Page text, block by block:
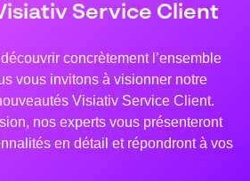
Service Client
concrètement l’ensemble
vous invitons à visionner notre
Visiativ Service Client.
nos experts vous présenteront
en détail et répondront à vos